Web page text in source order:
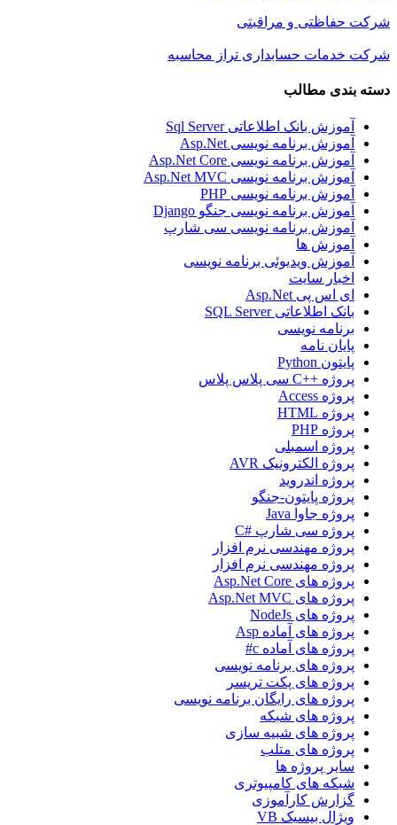
شرکت حفاظتی و مراقبتی
شرکت خدمات حسابداری تراز محاسبه
دسته بندی مطالب
آموزش بانک اطلاعاتی Sql Server
آموزش برنامه نویسی Asp.Net
آموزش برنامه نویسی Asp.Net Core
آموزش برنامه نویسی Asp.Net MVC
آموزش برنامه نویسی PHP
آموزش برنامه نویسی جنگو Django
آموزش برنامه نویسی سی شارپ
آموزش ها
آموزش ویدیوئی برنامه نویسی
اخبار سایت
ای اس پی Asp.Net
بانک اطلاعاتی SQL Server
برنامه نویسی
پایان نامه
پایتون Python
پروژه ++C سی پلاس پلاس
پروژه Access
پروژه HTML
پروژه PHP
پروژه اسمبلی
پروژه الکترونیک AVR
پروژه اندروید
پروژه پایتون-جنگو
پروژه جاوا Java
پروژه سی شارپ #C
پروژه مهندسی نرم افزار
پروژه مهندسی نرم افزار
پروژه های Asp.Net Core
پروژه های Asp.Net MVC
پروژه های NodeJs
پروژه های آماده Asp
پروژه های آماده c#
پروژه های برنامه نویسی
پروژه های پکت تریسر
پروژه های رایگان برنامه نویسی
پروژه های شبکه
پروژه های شبیه سازی
پروژه های متلب
سایر پروژه ها
شبکه های کامپیوتری
گزارش کارآموزی
ویژال بیسیک VB